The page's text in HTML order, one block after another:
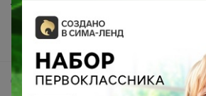
Новости
Самое выгодное